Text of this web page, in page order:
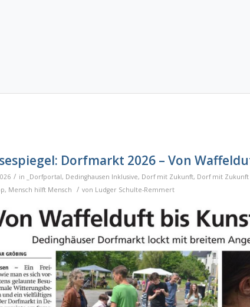
Dorfmarkt 2026 – Von
/ in _Dorfportal, Dedinghausen Inklusive, Dorf mit Zukunft, Dorf mit Zukunft
, Mensch hilft Mensch / von Ludger Schulte-Remmert